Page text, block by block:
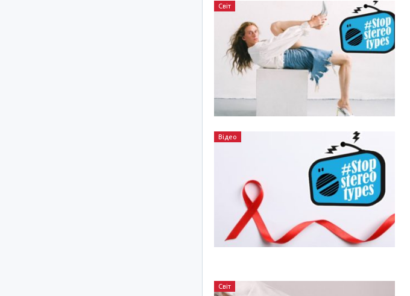
Світ
Відео
Світ